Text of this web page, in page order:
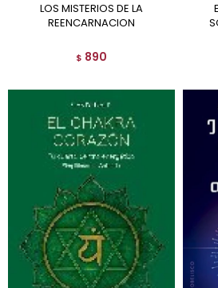
LOS MISTERIOS DE LA
REENCARNACION
$ 890
EL CUADERNO DE LAS